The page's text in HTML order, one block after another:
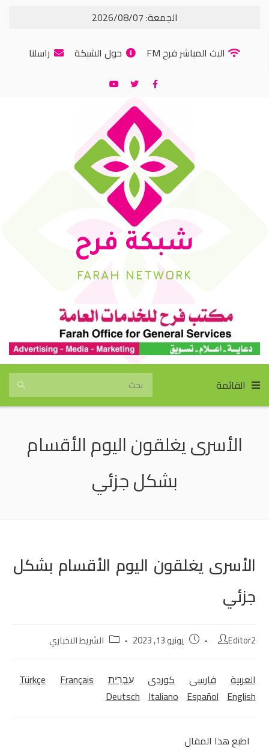
الجمعة: 2026/08/07
البث المباشر فرح FM
حول الشبكة راسلنا
شبكة فرح
FARAH NETWORK
القائمة
الأسرى يغلقون اليوم الأقسام
بشكل جزئي
الأسرى يغلقون اليوم الأقسام بشكل
جزئي
Editor2 يونيو 13, 2023 الشريط الاخباري
العربية فارسی كوردی‎ עִבְרִית Türkçe
Français
Deutsch Italiano Español English
اطبع هذا المقال